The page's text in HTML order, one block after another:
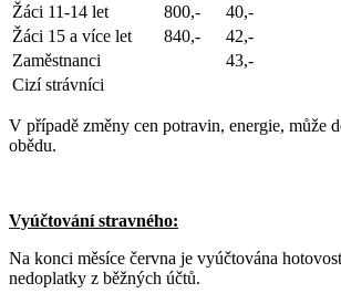
Žáci 11-14 let
800,- 40,-
Žáci 15 a více let
840,- 42,-
Zaměstnanci
43,-
Cizí strávníci
V případě změny cen potravin, energie, může
obědu.
Vyúčtování stravného:
Na konci měsíce června je vyúčtována
nedoplatky z běžných účtů.